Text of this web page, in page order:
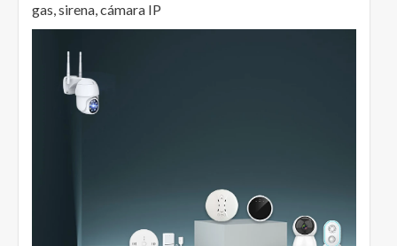
gas, sirena, cámara IP